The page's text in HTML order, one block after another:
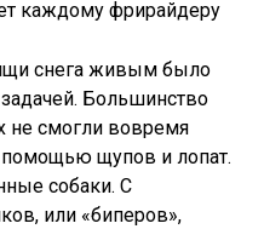
снега живым было
Большинство
не смогли вовремя
помощью щупов и лопат.
собаки. С
или «биперов»,